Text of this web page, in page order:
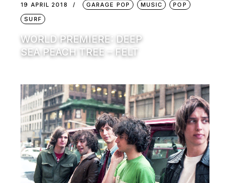
19 APRIL 2018 GARAGE POP MUSIC
POP
SURF
WORLD PREMIERE: DEEP
SEA PEACH TREE – FELT